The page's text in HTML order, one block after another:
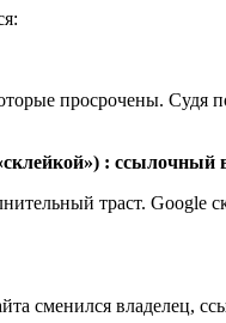
просрочены. Судя
: ссылочный
траст. Google
сменился владелец,